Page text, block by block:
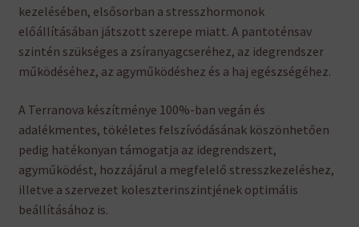
kezelésében, elsősorban a stresszhormonok
előállításában játszott szerepe miatt. A pantoténsav
szintén szükséges a zsíranyagcseréhez, az idegrendszer
működéséhez, az agyműködéshez és a haj egészségéhez.
A Terranova készítménye 100%-ban vegán és
adalékmentes, tökéletes felszívódásának köszönhetően
pedig hatékonyan támogatja az idegrendszert,
agyműködést, hozzájárul a megfelelő stresszkezeléshez,
illetve a szervezet koleszterinszintjének optimális
beállításához is.